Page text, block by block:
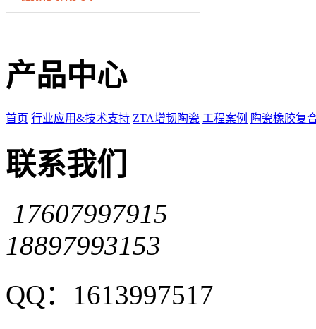
产品中心
首页 行业应用&技术支持 ZTA增韧陶瓷 工程案例 陶瓷橡胶复
联系我们
17607997915
18897993153
QQ：1613997517